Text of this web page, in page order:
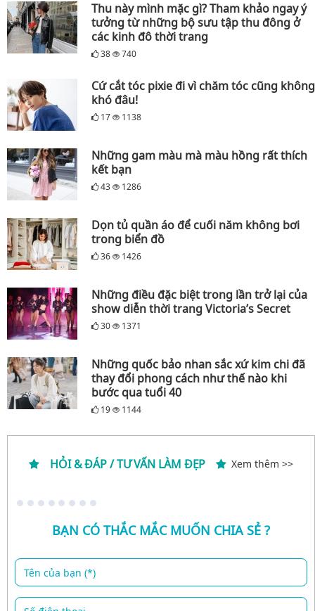
Thu này mình mặc gì? Tham khảo ngay ý
tưởng từ những bộ sưu tập thu đông ở
các kinh đô thời trang
38 740
Cứ cắt tóc pixie đi vì chăm tóc cũng không
khó đâu!
17 1138
Những gam màu mà màu hồng rất thích
kết bạn
43 1286
Dọn tủ quần áo để cuối năm không bơi
trong biển đồ
36 1426
Những điều đặc biệt trong lần trở lại của
show diễn thời trang Victoria’s Secret
30 1371
Những quốc bảo nhan sắc xứ kim chi đã
thay đổi phong cách như thế nào khi
bước qua tuổi 40
19 1144
HỎI & ĐÁP / TƯ VẤN LÀM ĐẸP Xem thêm >>
BẠN CÓ THẮC MẮC MUỐN CHIA SẺ ?